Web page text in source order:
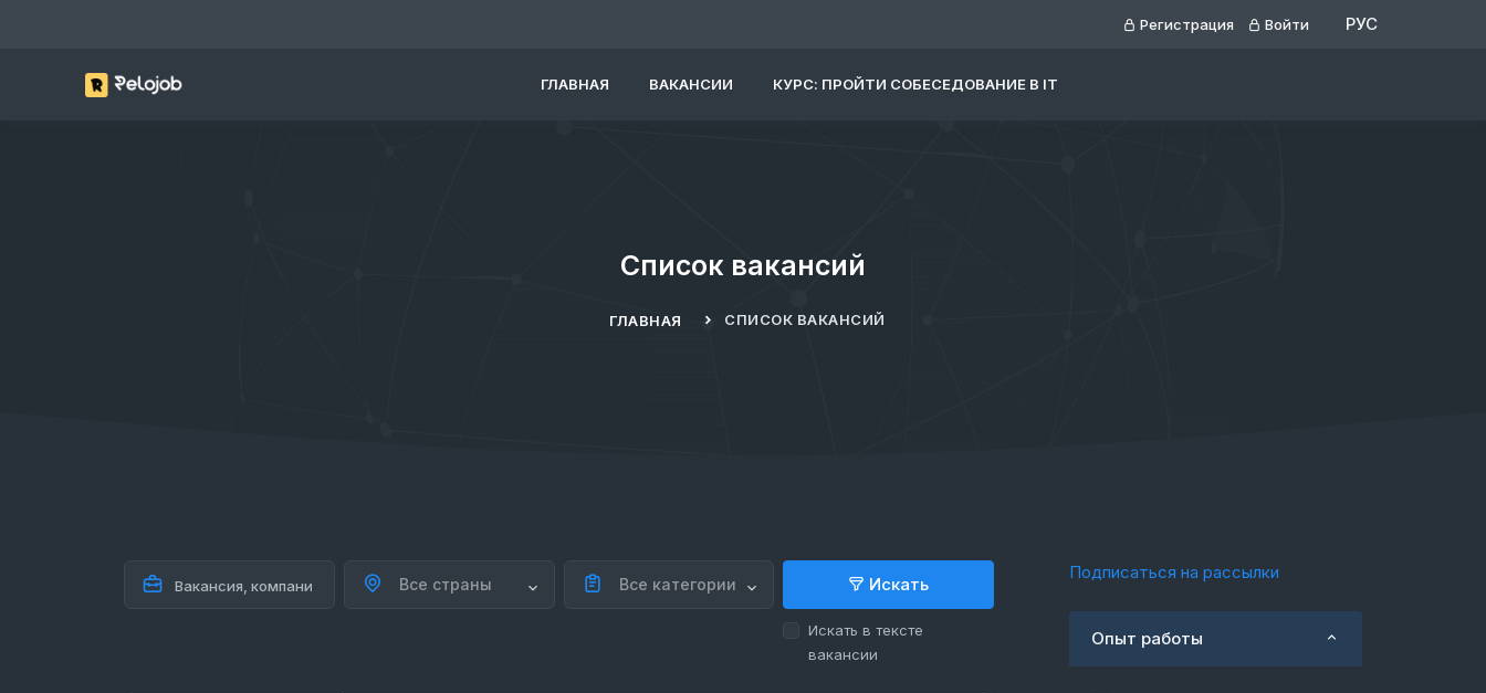
Регистрация Войти РУС
ГЛАВНАЯ ВАКАНСИИ КУРС: ПРОЙТИ СОБЕСЕДОВАНИЕ В IT
Список вакансий
ГЛАВНАЯ СПИСОК ВАКАНСИЙ
Все страны Все категории Искать
Искать в тексте
вакансии
Подписаться на рассылки
Опыт работы